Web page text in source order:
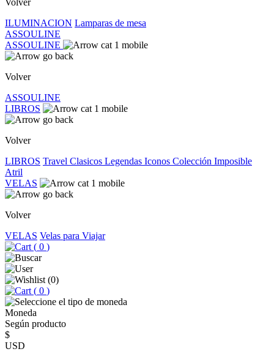
Volver
ILUMINACION Lamparas de mesa
ASSOULINE
ASSOULINE
Volver
ASSOULINE
LIBROS
Volver
LIBROS Travel Clasicos Legendas Iconos Colección Imposible
Atril
VELAS
Volver
VELAS Velas para Viajar
( 0 )
(0)
( 0 )
Moneda
Según producto
$
USD